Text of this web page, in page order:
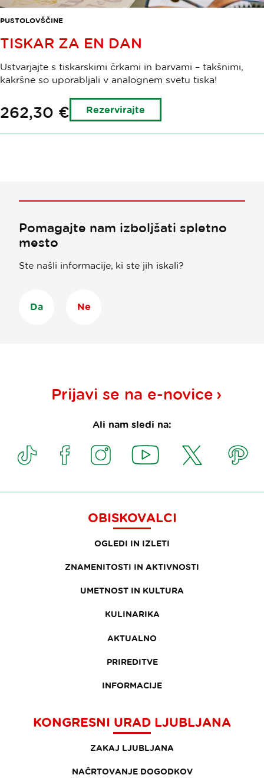
PUSTOLOVŠČINE
TISKAR ZA EN DAN
Ustvarjajte s tiskarskimi črkami in barvami – takšnimi,
kakršne so uporabljali v analognem svetu tiska!
262,30 € Rezervirajte
Pomagajte nam izboljšati spletno
mesto
Ste našli informacije, ki ste jih iskali?
Da Ne
Prijavi se na e-novice
Ali nam sledi na:
OBISKOVALCI
OGLEDI IN IZLETI
ZNAMENITOSTI IN AKTIVNOSTI
UMETNOST IN KULTURA
KULINARIKA
AKTUALNO
PRIREDITVE
INFORMACIJE
KONGRESNI URAD LJUBLJANA
ZAKAJ LJUBLJANA
NAČRTOVANJE DOGODKOV